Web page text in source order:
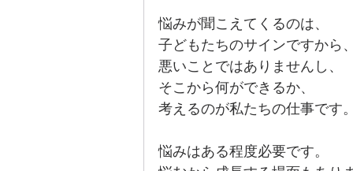
悩みが聞こえてくるのは、
子どもたちのサインですから、
悪いことではありませんし、
そこから何ができるか、
考えるのが私たちの仕事です。
悩みはある程度必要です。